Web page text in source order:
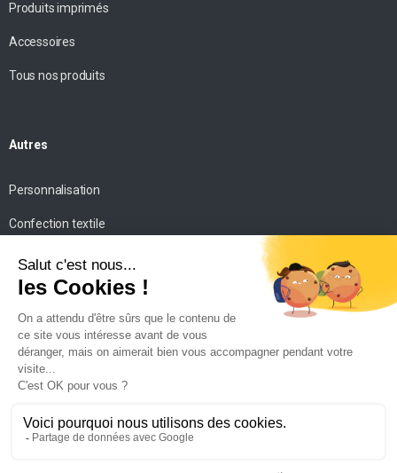
Produits imprimés
Accessoires
Tous nos produits
Autres
Personnalisation
Confection textile
Impression personnalisée
Mise en scène
Conseils
Contact